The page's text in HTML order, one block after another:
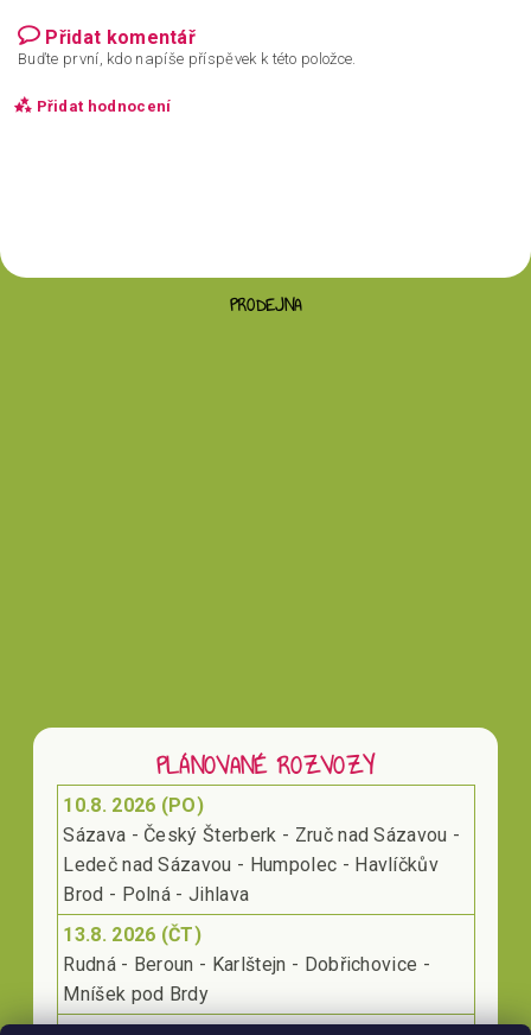
Přidat komentář
Buďte první, kdo napíše příspěvek k této položce.
Přidat hodnocení
PRODEJNA
PLÁNOVANÉ ROZVOZY
10.8. 2026 (PO)
Sázava - Český Šterberk - Zruč nad Sázavou -
Ledeč nad Sázavou - Humpolec - Havlíčkův
Brod - Polná - Jihlava
13.8. 2026 (ČT)
Rudná - Beroun - Karlštejn - Dobřichovice -
Mníšek pod Brdy